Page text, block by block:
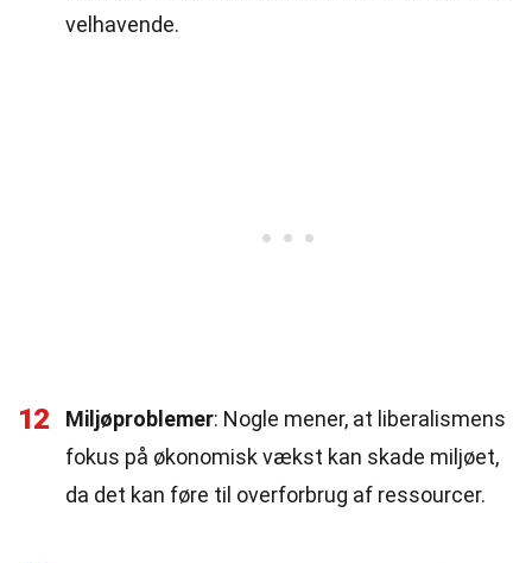
velhavende.
12 Miljøproblemer: Nogle mener, at liberalismens
fokus på økonomisk vækst kan skade miljøet,
da det kan føre til overforbrug af ressourcer.